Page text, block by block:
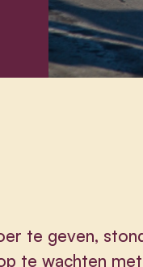
te geven,
te wachten